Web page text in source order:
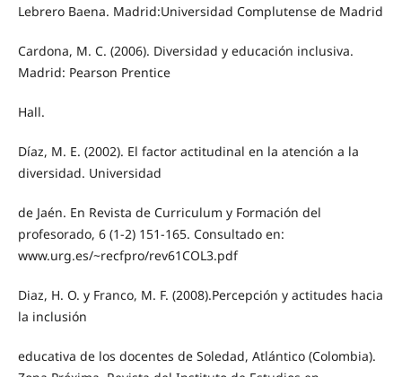
Lebrero Baena. Madrid:Universidad Complutense de Madrid
Cardona, M. C. (2006). Diversidad y educación inclusiva.
Madrid: Pearson Prentice
Hall.
Díaz, M. E. (2002). El factor actitudinal en la atención a la
diversidad. Universidad
de Jaén. En Revista de Curriculum y Formación del
profesorado, 6 (1-2) 151-165. Consultado en:
www.urg.es/~recfpro/rev61COL3.pdf
Diaz, H. O. y Franco, M. F. (2008).Percepción y actitudes hacia
la inclusión
educativa de los docentes de Soledad, Atlántico (Colombia).